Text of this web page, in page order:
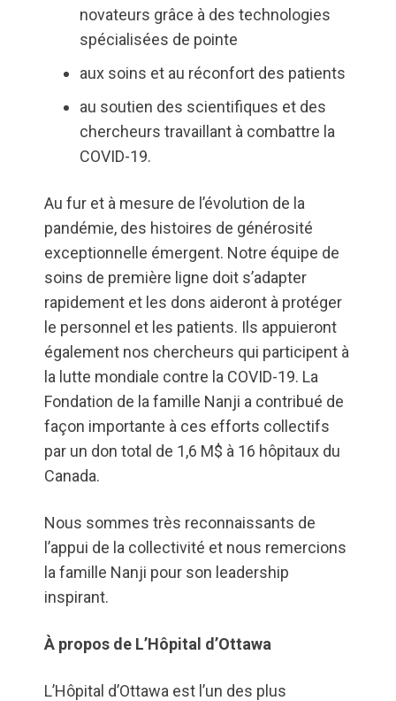
novateurs grâce à des technologies
spécialisées de pointe
aux soins et au réconfort des patients
au soutien des scientifiques et des
chercheurs travaillant à combattre la
COVID-19.
Au fur et à mesure de l’évolution de la
pandémie, des histoires de générosité
exceptionnelle émergent. Notre équipe de
soins de première ligne doit s’adapter
rapidement et les dons aideront à protéger
le personnel et les patients. Ils appuieront
également nos chercheurs qui participent à
la lutte mondiale contre la COVID-19. La
Fondation de la famille Nanji a contribué de
façon importante à ces efforts collectifs
par un don total de 1,6 M$ à 16 hôpitaux du
Canada.
Nous sommes très reconnaissants de
l’appui de la collectivité et nous remercions
la famille Nanji pour son leadership
inspirant.
À propos de L’Hôpital d’Ottawa
L’Hôpital d’Ottawa est l’un des plus